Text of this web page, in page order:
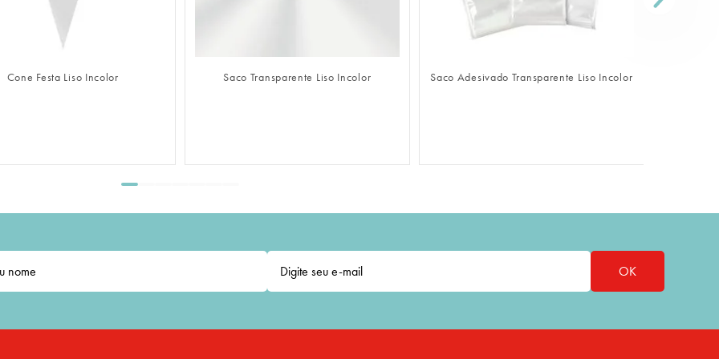
Saco Transparente Liso Incolor Saco Adesivado Transparente Liso Incolor Sacola De Papel Econômica Kraft Pardo
OK